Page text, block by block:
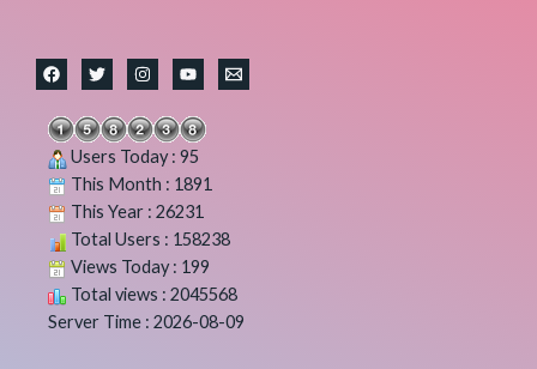
Users Today : 95
This Month : 1891
This Year : 26231
Total Users : 158238
Views Today : 199
Total views : 2045568
Server Time : 2026-08-09